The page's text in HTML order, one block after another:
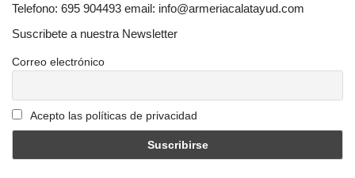
Telefono: 695 904493 email: info@armeriacalatayud.com
Suscribete a nuestra Newsletter
Correo electrónico
Acepto las políticas de privacidad